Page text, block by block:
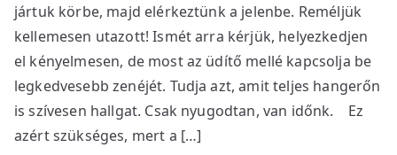
jártuk körbe, majd elérkeztünk a jelenbe. Reméljük
kellemesen utazott! Ismét arra kérjük, helyezkedjen
el kényelmesen, de most az üdítő mellé kapcsolja be
legkedvesebb zenéjét. Tudja azt, amit teljes hangerőn
is szívesen hallgat. Csak nyugodtan, van időnk. Ez
azért szükséges, mert a […]